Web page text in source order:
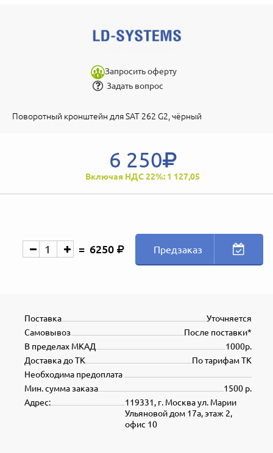
Запросить оферту
Задать вопрос
Поворотный кронштейн для SAT 262 G2, чёрный
6 250
Включая НДС 22%: 1 127,05
6250 Предзаказ
Уточняется
Поставка
После поставки*
Самовывоз
1000р.
В пределах МКАД
По тарифам ТК
Доставка до ТК
Необходима предоплата
1500 р.
Мин. сумма заказа
119331, г. Москва ул. Марии
Ульяновой дом 17а, этаж 2,
офис 10
Адрес: